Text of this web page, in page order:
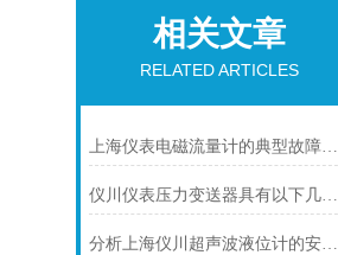
相关文章
RELATED ARTICLES
上海仪表电磁流量计的典型故障诊断及处理方法
仪川仪表压力变送器具有以下几大技术特点
分析上海仪川超声波液位计的安装原理